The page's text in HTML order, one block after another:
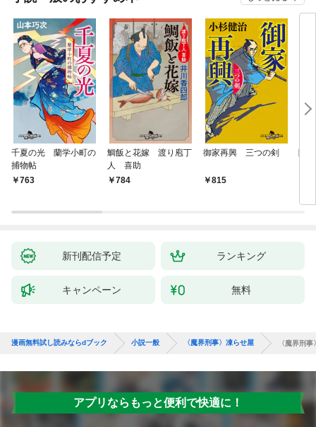
千夏の光 蘭学小町の
捕物帖
763
鯛飯と花嫁 渡り庖丁
人 喜助
784
御家再興 三つの剣
815
降
新刊配信予定 ランキング
キャンペーン 無料
漫画無料試し読みならdブック 小説一般 〈魔界刑事〉凍らせ屋 〈魔界刑
アプリならもっと便利で快適に！